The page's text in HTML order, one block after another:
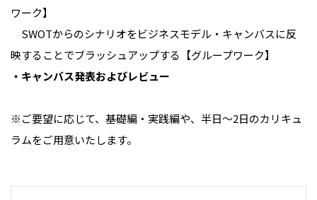
ワーク】
SWOTからのシナリオをビジネスモデル・キャンバスに反
映することでブラッシュアップする【グループワーク】
・キャンバス発表およびレビュー
※ご要望に応じて、基礎編・実践編や、半日～2日のカリキュ
ラムをご用意いたします。